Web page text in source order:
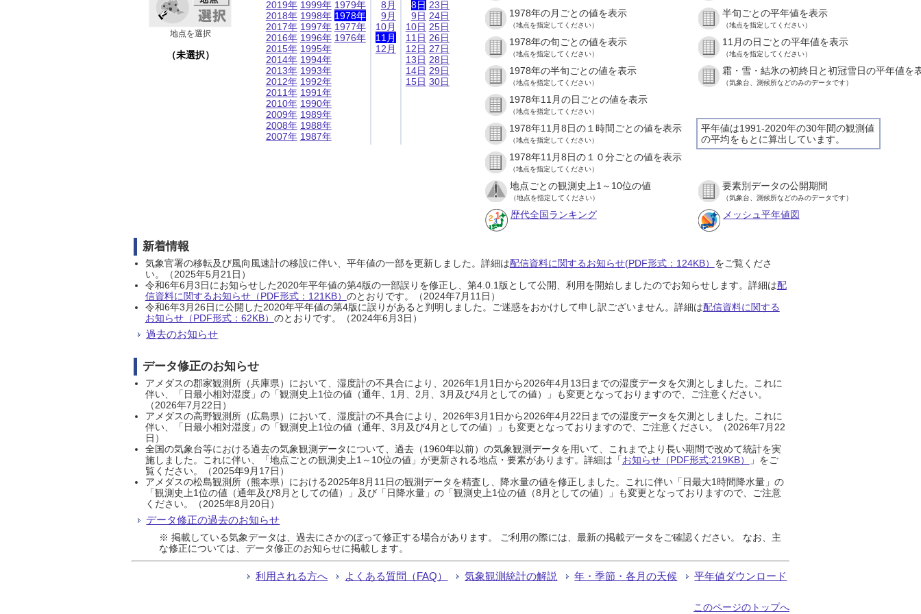
地点を選択
（未選択）
2019年
2018年
2017年
2016年
2015年
2014年
2013年
2012年
2011年
2010年
2009年
2008年
2007年
1999年
1998年
1997年
1996年
1995年
1994年
1993年
1992年
1991年
1990年
1989年
1988年
1987年
1979年
1978年
1977年
1976年
8月
9月
10月
11月
12月
8日
9日
10日
11日
12日
13日
14日
15日
23日
24日
25日
26日
27日
28日
29日
30日
1978年の月ごとの値を表示
（地点を指定してください）
半旬ごとの平年値を表示
（地点を指定してください）
1978年の旬ごとの値を表示
（地点を指定してください）
11月の日ごとの平年値を表示
（地点を指定してください）
1978年の半旬ごとの値を表示
（地点を指定してください）
霜・雪・結氷の初終日と初冠雪日の平年値を
（気象台、測候所などのみのデータです）
1978年11月の日ごとの値を表示
（地点を指定してください）
平年値は1991-2020年の30年間の観測値
の平均をもとに算出しています。
1978年11月8日の１時間ごとの値を表示
（地点を指定してください）
1978年11月8日の１０分ごとの値を表示
（地点を指定してください）
地点ごとの観測史上1～10位の値
（地点を指定してください）
要素別データの公開期間
（気象台、測候所などのみのデータです）
歴代全国ランキング メッシュ平年値図
新着情報
気象官署の移転及び風向風速計の移設に伴い、平年値の一部を更新しました。詳細は配信資料に関するお知らせ(PDF形式：124KB） をご覧くださ
い。（2025年5月21日）
令和6年6月3日にお知らせした2020年平年値の第4版の一部誤りを修正し、第4.0.1版として公開、利用を開始しましたのでお知らせします。詳細は配
信資料に関するお知らせ（PDF形式：121KB） のとおりです。（2024年7月11日）
令和6年3月26日に公開した2020年平年値の第4版に誤りがあると判明しました。ご迷惑をおかけして申し訳ございません。詳細は配信資料に関する
お知らせ（PDF形式：62KB） のとおりです。（2024年6月3日）
過去のお知らせ
データ修正のお知らせ
アメダスの郡家観測所（兵庫県）において、湿度計の不具合により、2026年1月1日から2026年4月13日までの湿度データを欠測としました。これに
伴い、「日最小相対湿度」の「観測史上1位の値（通年、1月、2月、3月及び4月としての値）」も変更となっておりますので、ご注意ください。
（2026年7月22日）
アメダスの高野観測所（広島県）において、湿度計の不具合により、2026年3月1日から2026年4月22日までの湿度データを欠測としました。これに
伴い、「日最小相対湿度」の「観測史上1位の値（通年、3月及び4月としての値）」も変更となっておりますので、ご注意ください。（2026年7月22
日）
全国の気象台等における過去の気象観測データについて、過去（1960年以前）の気象観測データを用いて、これまでより長い期間で改めて統計を実
施しました。これに伴い、「地点ごとの観測史上1～10位の値」が更新される地点・要素があります。詳細は「お知らせ（PDF形式:219KB）
」をご
覧ください。（2025年9月17日）
アメダスの松島観測所（熊本県）における2025年8月11日の観測データを精査し、降水量の値を修正しました。これに伴い「日最大1時間降水量」の
「観測史上1位の値（通年及び8月としての値）」及び「日降水量」の「観測史上1位の値（8月としての値）」も変更となっておりますので、ご注意
ください。（2025年8月20日）
データ修正の過去のお知らせ
※ 掲載している気象データは、過去にさかのぼって修正する場合があります。 ご利用の際には、最新の掲載データをご確認ください。 なお、主
な修正については、データ修正のお知らせに掲載します。
利用される方へ よくある質問（FAQ） 気象観測統計の解説 年・季節・各月の天候 平年値ダウンロード
このページのトップへ